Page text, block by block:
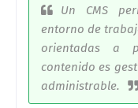
Un CMS
entorno de
orientadas a
contenido es
administrable.